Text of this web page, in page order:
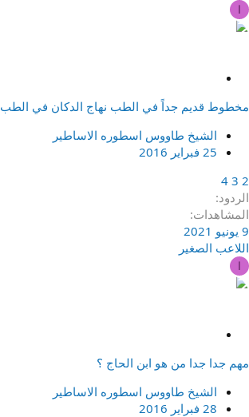
ا
ب
ت
مخطوط قديم جداً في الطب نهاج الدكان في الطب
الشيخ طاووس اسطوره الاساطير
25 فبراير 2016
2
3
4
الردود
المشاهدات
9 يونيو 2021
اللاعب الصغير
ا
ب
ت
مهم جدا جدا من هو ابن الحاج ؟
الشيخ طاووس اسطوره الاساطير
28 فبراير 2016